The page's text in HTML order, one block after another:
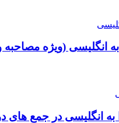
انگلیسی (ویژه
انگلیسی در جمع های